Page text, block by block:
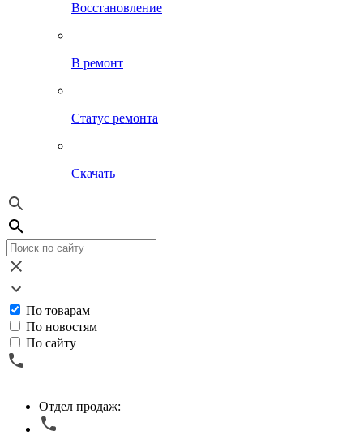
Восстановление
В ремонт
Статус ремонта
Скачать
По товарам
По новостям
По сайту
Отдел продаж: